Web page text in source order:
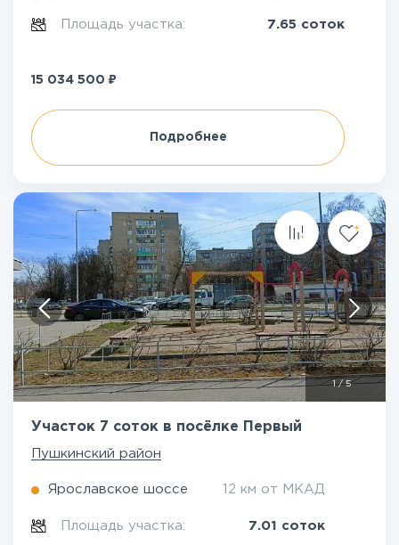
Площадь участка: 7.65 соток
15 034 500 ₽
Подробнее
1 /5
Участок 7 соток в посёлке Первый
Пушкинский район
Ярославское шоссе 12 км от МКАД
Площадь участка: 7.01 соток